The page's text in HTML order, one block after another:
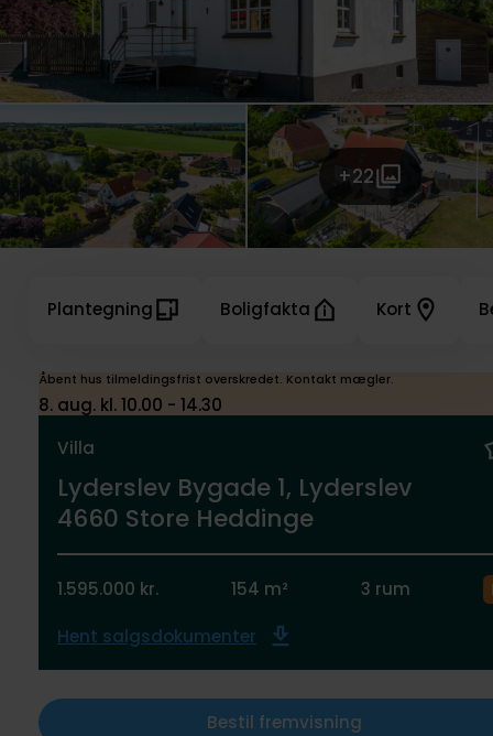
+22
Åbent hus tilmeldingsfrist overskredet. Kontakt mægler.
8. aug. kl. 10.00 - 14.30
Villa
Lyderslev Bygade 1, Lyderslev
4660 Store Heddinge
1.595.000 kr. 154 m² 3 rum
Hent salgsdokumenter
Bestil fremvisning
Plantegning Boligfakta Kort